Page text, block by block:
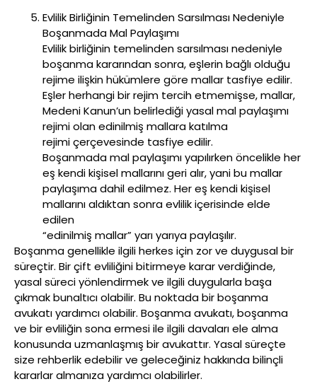
Evlilik Birliğinin Temelinden Sarsılması Nedeniyle
Boşanmada Mal Paylaşımı
Evlilik birliğinin temelinden sarsılması nedeniyle
boşanma kararından sonra, eşlerin bağlı olduğu
rejime ilişkin hükümlere göre mallar tasfiye edilir.
Eşler herhangi bir rejim tercih etmemişse, mallar,
Medeni Kanun’un belirlediği yasal mal paylaşımı
rejimi olan edinilmiş mallara katılma
rejimi çerçevesinde tasfiye edilir.
Boşanmada mal paylaşımı yapılırken öncelikle her
eş kendi kişisel mallarını geri alır, yani bu mallar
paylaşıma dahil edilmez. Her eş kendi kişisel
mallarını aldıktan sonra evlilik içerisinde elde
edilen
“edinilmiş mallar” yarı yarıya paylaşılır.
Boşanma genellikle ilgili herkes için zor ve duygusal bir
süreçtir. Bir çift evliliğini bitirmeye karar verdiğinde,
yasal süreci yönlendirmek ve ilgili duygularla başa
çıkmak bunaltıcı olabilir. Bu noktada bir boşanma
avukatı yardımcı olabilir. Boşanma avukatı, boşanma
ve bir evliliğin sona ermesi ile ilgili davaları ele alma
konusunda uzmanlaşmış bir avukattır. Yasal süreçte
size rehberlik edebilir ve geleceğiniz hakkında bilinçli
kararlar almanıza yardımcı olabilirler.